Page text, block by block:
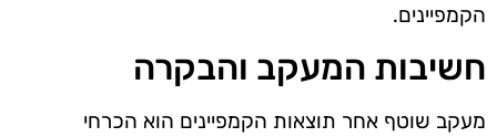
הקמפיינים.
חשיבות המעקב והבקרה
מעקב שוטף אחר תוצאות הקמפיינים הוא הכרחי